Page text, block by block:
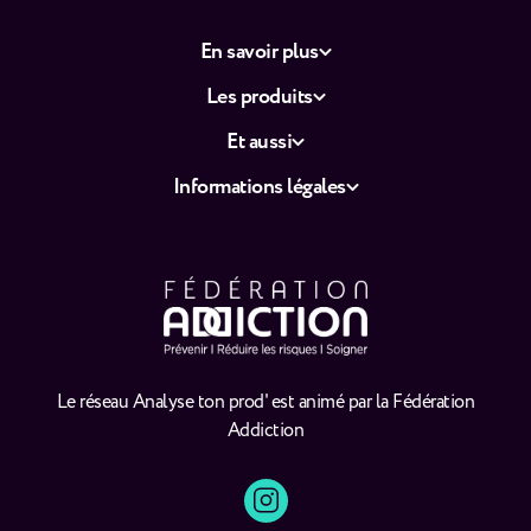
Le réseau Analyse ton prod' est animé par la Fédération
Addiction
En savoir plus
Les produits
Et aussi
Informations légales